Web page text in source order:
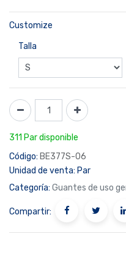
Customize
Talla
311 Par disponible
Código: BE377S-06
Unidad de venta: Par
Categoría: Guantes de uso
Compartir: